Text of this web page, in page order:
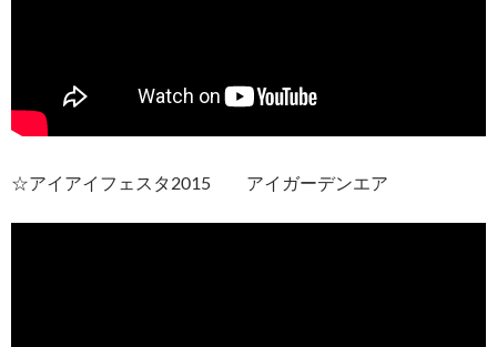
☆アイアイフェスタ2015 アイガーデンエア